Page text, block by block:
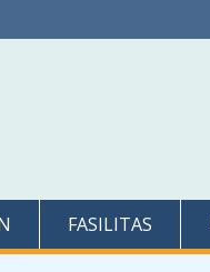
FASILITAS